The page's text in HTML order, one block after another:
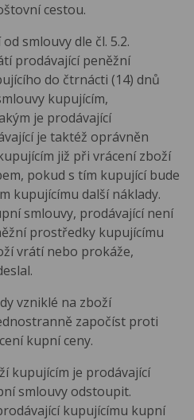
cestou.
smlouvy dle čl. 5.2.
prodávající peněžní
do čtrnácti (14) dnů
kupujícím,
je prodávající
je taktéž oprávněn
již při vrácení zboží
pokud s tím kupující bude
kupujícímu další náklady.
smlouvy, prodávající není
prostředky kupujícímu
vrátí nebo prokáže,
vzniklé na zboží
započíst proti
kupní ceny.
kupujícím je prodávající
smlouvy odstoupit.
kupujícímu kupní